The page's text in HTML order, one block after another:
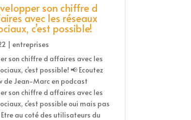
son chiffre d
avec les réseaux
c’est possible!
| entreprises
son chiffre d affaires avec les
c'est possible! 📢 Ecoutez
de Jean-Marc en podcast
son chiffre d affaires avec les
c'est possible oui mais pas
au coté des utilisateurs du